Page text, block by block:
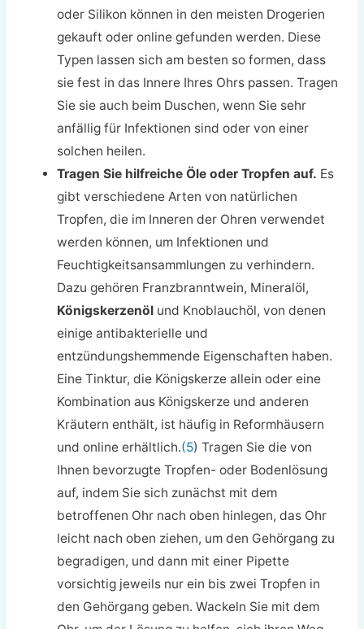
oder Silikon können in den meisten Drogerien
gekauft oder online gefunden werden. Diese
Typen lassen sich am besten so formen, dass
sie fest in das Innere Ihres Ohrs passen. Tragen
Sie sie auch beim Duschen, wenn Sie sehr
anfällig für Infektionen sind oder von einer
solchen heilen.
Tragen Sie hilfreiche Öle oder Tropfen auf. Es
gibt verschiedene Arten von natürlichen
Tropfen, die im Inneren der Ohren verwendet
werden können, um Infektionen und
Feuchtigkeitsansammlungen zu verhindern.
Dazu gehören Franzbranntwein, Mineralöl,
Königskerzenöl und Knoblauchöl, von denen
einige antibakterielle und
entzündungshemmende Eigenschaften haben.
Eine Tinktur, die Königskerze allein oder eine
Kombination aus Königskerze und anderen
Kräutern enthält, ist häufig in Reformhäusern
und online erhältlich.(5) Tragen Sie die von
Ihnen bevorzugte Tropfen- oder Bodenlösung
auf, indem Sie sich zunächst mit dem
betroffenen Ohr nach oben hinlegen, das Ohr
leicht nach oben ziehen, um den Gehörgang zu
begradigen, und dann mit einer Pipette
vorsichtig jeweils nur ein bis zwei Tropfen in
den Gehörgang geben. Wackeln Sie mit dem